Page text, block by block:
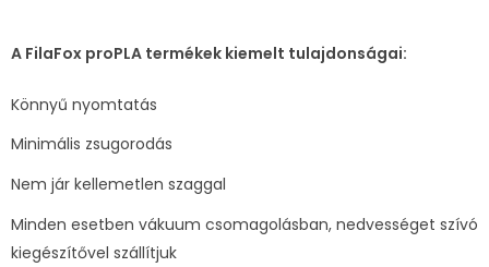
A FilaFox proPLA termékek kiemelt tulajdonságai:
Könnyű nyomtatás
Minimális zsugorodás
Nem jár kellemetlen szaggal
Minden esetben vákuum csomagolásban, nedvességet szívó
kiegészítővel szállítjuk